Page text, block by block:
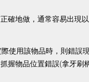
確地做，通常容易出現
使用該物品時，則錯誤現
握物品位置錯誤(拿牙刷